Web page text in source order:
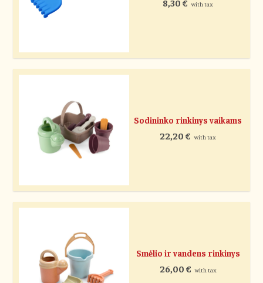
8,30€ with tax
Sodininko rinkinys vaikams
22,20€ with tax
Smėlio ir vandens rinkinys
26,00 € with tax